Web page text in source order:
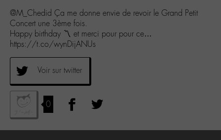
@M_Chedid Ça me donne envie de revoir le Grand Petit
Concert une 3ème fois.
Happy birthday 〽️ et merci pour pour ce…
https://t.co/wynDijANUs
Voir sur twitter
0